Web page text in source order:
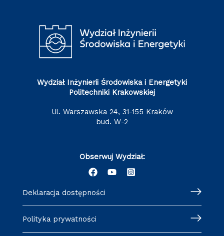
Wydział Inżynierii Środowiska i Energetyki
Politechniki Krakowskiej
ul. Warszawska 24, 31-155 Kraków
bud. W-2
Obserwuj Wydział:
Deklaracja dostępności
Polityka prywatności